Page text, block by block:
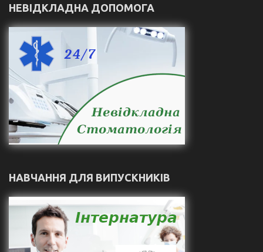
НЕВІДКЛАДНА ДОПОМОГА
НАВЧАННЯ ДЛЯ ВИПУСКНИКІВ